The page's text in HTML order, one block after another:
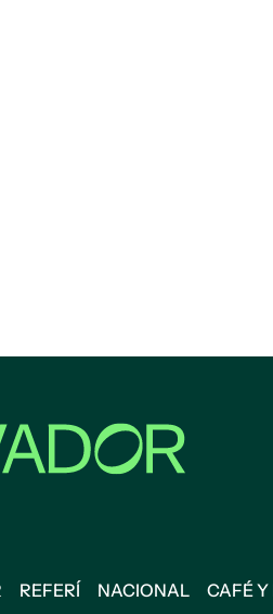
REFERÍ NACIONAL CAFÉ Y